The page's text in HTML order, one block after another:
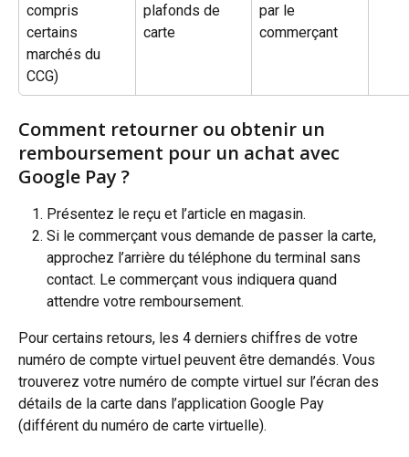
compris
certains
marchés du
CCG)
plafonds de
carte
par le
commerçant
Comment retourner ou obtenir un
remboursement pour un achat avec
Google Pay ?
Présentez le reçu et l’article en magasin.
Si le commerçant vous demande de passer la carte,
approchez l’arrière du téléphone du terminal sans
contact. Le commerçant vous indiquera quand
attendre votre remboursement.
Pour certains retours, les 4 derniers chiffres de votre
numéro de compte virtuel peuvent être demandés. Vous
trouverez votre numéro de compte virtuel sur l’écran des
détails de la carte dans l’application Google Pay
(différent du numéro de carte virtuelle).